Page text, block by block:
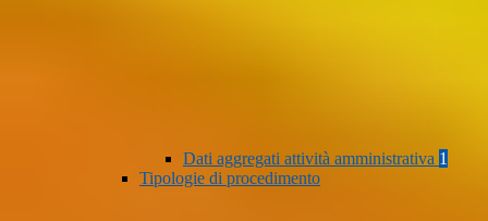
Dati aggregati attività amministrativa 1
Tipologie di procedimento